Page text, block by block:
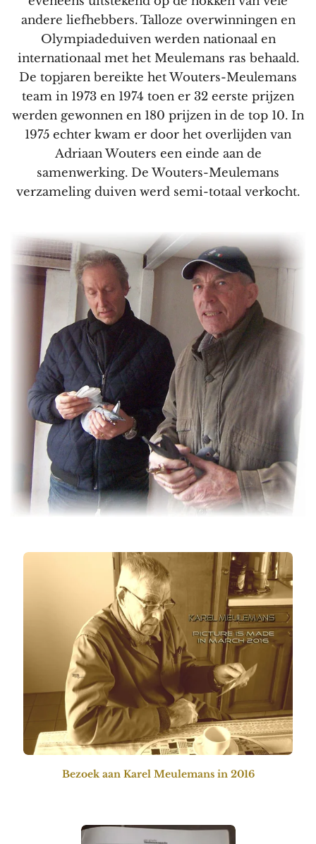
andere liefhebbers. Talloze overwinningen en
Olympiadeduiven werden nationaal en
internationaal met het Meulemans ras behaald.
De topjaren bereikte het Wouters-Meulemans
team in 1973 en 1974 toen er 32 eerste prijzen
werden gewonnen en 180 prijzen in de top 10. In
1975 echter kwam er door het overlijden van
Adriaan Wouters een einde aan de
samenwerking. De Wouters-Meulemans
verzameling duiven werd semi-totaal verkocht.
Bezoek aan Karel Meulemans in 2016